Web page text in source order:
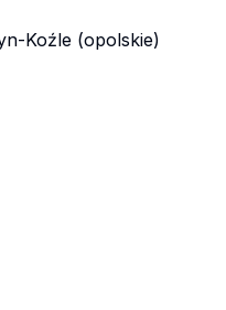
Koźle (opolskie)